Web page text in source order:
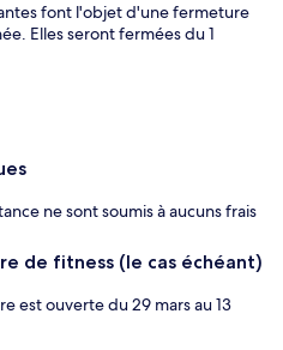
font l'objet d'une fermeture
Elles seront fermées du 1
ne sont soumis à aucuns frais
de fitness (le cas échéant)
est ouverte du 29 mars au 13